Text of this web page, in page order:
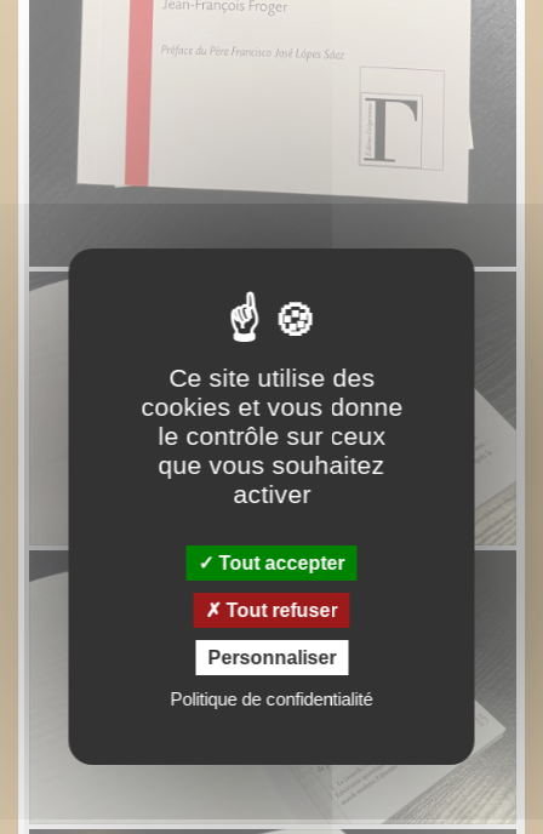
Ce site utilise des
cookies et vous donne
le contrôle sur ceux
que vous souhaitez
activer
Tout accepter
Tout refuser
Personnaliser
Politique de confidentialité